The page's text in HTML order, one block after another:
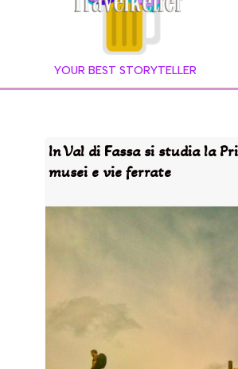
YOUR BEST STORYTELLER
In Val di Fassa si studia la
musei e vie ferrate